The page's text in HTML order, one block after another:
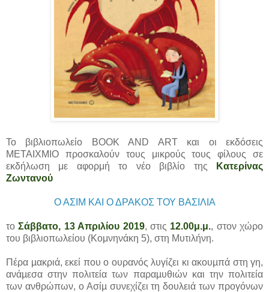
Το βιβλιοπωλείο BOOK AND ART και οι εκδόσεις
ΜΕΤΑΙΧΜΙΟ προσκαλούν τους μικρούς τους φίλους σε
εκδήλωση με αφορμή το νέο βιβλίο της Κατερίνας
Ζωντανού
Ο ΑΣΙΜ ΚΑΙ Ο ΔΡΑΚΟΣ ΤΟΥ ΒΑΣΙΛΙΑ
τοΣάββατο, 13 Απριλίου 2019, στις 12.00μ.μ., στον χώρο
του βιβλιοπωλείου (Κομνηνάκη 5), στη Μυτιλήνη.
Πέρα µακριά, εκεί που ο ουρανός λυγίζει κι ακουµπά στη γη,
ανάµεσα στην πολιτεία των παραµυθιών και την πολιτεία
των ανθρώπων, ο Ασίµ συνεχίζει τη δουλειά των προγόνων